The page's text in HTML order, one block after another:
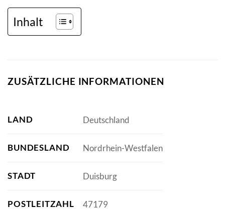
Inhalt
ZUSÄTZLICHE INFORMATIONEN
LAND Deutschland
BUNDESLAND Nordrhein-Westfalen
STADT Duisburg
POSTLEITZAHL 47179